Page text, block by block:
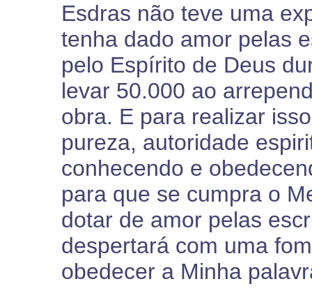
Esdras não teve uma
tenha dado amor pelas
pelo Espírito de Deus
levar 50.000 ao
obra. E para realizar
pureza, autoridade
conhecendo e
para que se cumpra o
dotar de amor pelas
despertará com uma
obedecer a Minha